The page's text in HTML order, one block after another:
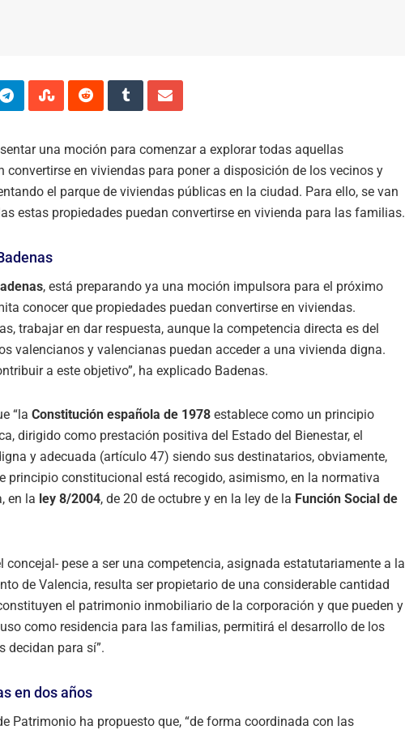
una moción para comenzar a explorar todas aquellas
en viviendas para poner a disposición de los vecinos y
el parque de viviendas públicas en la ciudad. Para ello, se van
estas propiedades puedan convertirse en vivienda para las familias.
, está preparando ya una moción impulsora para el próximo
conocer que propiedades puedan convertirse en viviendas.
trabajar en dar respuesta, aunque la competencia directa es del
valencianos y valencianas puedan acceder a una vivienda digna.
a este objetivo”, ha explicado Badenas.
“la Constitución española de 1978 establece como un principio
dirigido como prestación positiva del Estado del Bienestar, el
y adecuada (artículo 47) siendo sus destinatarios, obviamente,
principio constitucional está recogido, asimismo, en la normativa
en la ley 8/2004, de 20 de octubre y en la ley de la Función Social de
pese a ser una competencia, asignada estatutariamente a la
de Valencia, resulta ser propietario de una considerable cantidad
el patrimonio inmobiliario de la corporación y que pueden y
como residencia para las familias, permitirá el desarrollo de los
decidan para sí”.
en dos años
Patrimonio ha propuesto que, “de forma coordinada con las